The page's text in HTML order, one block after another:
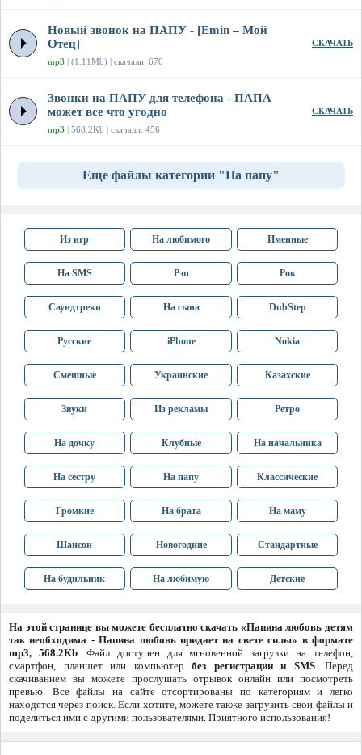
Новый звонок на ПАПУ - [Emin – Мой
Отец]
mp3 | (1.11Mb) | скачали: 670
СКАЧАТЬ
Звонки на ПАПУ для телефона - ПАПА
может все что угодно
mp3 | 568.2Kb | скачали: 456
СКАЧАТЬ
Еще файлы категории "На папу"
Из игр На любимого Именные
На SMS Рэп Рок
Саундтреки На сына DubStep
Русские iPhone Nokia
Смешные Украинские Казахские
Звуки Из рекламы Ретро
На дочку Клубные На начальника
На сестру На папу Классические
Громкие На брата На маму
Шансон Новогодние Стандартные
На будильник На любимую Детские
На этой странице вы можете бесплатно скачать «Папина любовь детям
так необходима - Папина любовь придает на свете силы» в формате
mp3, 568.2Kb. Файл доступен для мгновенной загрузки на телефон,
смартфон, планшет или компьютер без регистрации и SMS. Перед
скачиванием вы можете прослушать отрывок онлайн или посмотреть
превью. Все файлы на сайте отсортированы по категориям и легко
находятся через поиск. Если хотите, можете также загрузить свои файлы и
поделиться ими с другими пользователями. Приятного использования!